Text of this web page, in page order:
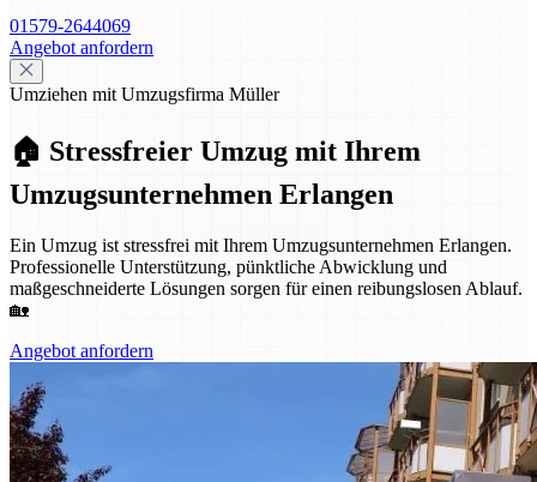
01579-2644069
Angebot anfordern
Umziehen mit Umzugsfirma Müller
🏠 Stressfreier Umzug mit Ihrem
Umzugsunternehmen Erlangen
Ein Umzug ist stressfrei mit Ihrem Umzugsunternehmen Erlangen.
Professionelle Unterstützung, pünktliche Abwicklung und
maßgeschneiderte Lösungen sorgen für einen reibungslosen Ablauf.
🏡
Angebot anfordern